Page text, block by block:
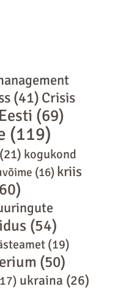
(41) Crisis
Eesti (69)
(119)
(21) kogukond
(16) kriis
(54)
(19)
(50)
ukraina (26)